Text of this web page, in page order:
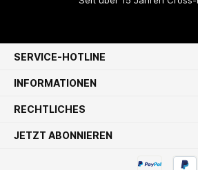
SERVICE-HOTLINE
INFORMATIONEN
RECHTLICHES
JETZT ABONNIEREN